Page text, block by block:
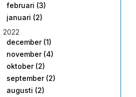
februari (3)
januari (2)
2022
december (1)
november (4)
oktober (2)
september (2)
augusti (2)